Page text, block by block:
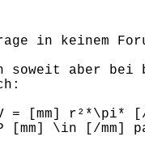
in keinem
soweit aber bei
V = [mm] r²*\pi*
P [mm] \in [/